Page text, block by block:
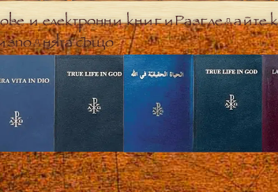
и електронни книгиРазгледайте
също